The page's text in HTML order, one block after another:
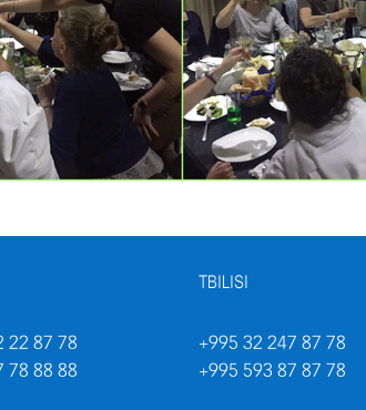
22 87 78
78 88 88
TBILISI
+995 32 247 87 78
+995 593 87 87 78